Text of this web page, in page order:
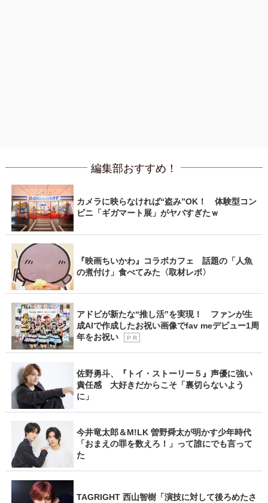
編集部おすすめ！
カメラに映らなければ“盗み”OK！ 体験型コン
ビニ「ギガマート展」がヤバすぎたｗ
『映画ちいかわ』コラボカフェ 話題の「人魚
の煮付け」食べてみた〈取材レポ〉
アドビが新たな“推し活”を実現！ ファンが生
成AIで作成したお祝い画像でfav meデビュー1周
年をお祝い
P R
佐野勇斗、『トイ・ストーリー５』声優に強い
責任感 大好きだからこそ「裏切らないよう
に」
今井竜太郎＆M!LK 曽野舜太が明かす少年時代
「おまえの罪を数えろ！」って誰にでも言って
た
TAGRIGHT 西山智樹「演技に対して後ろめたさ